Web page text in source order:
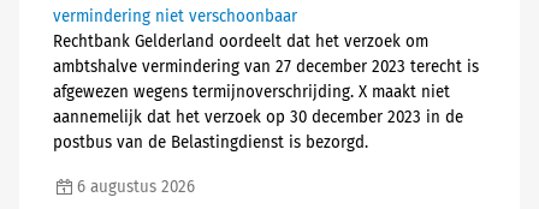
vermindering niet verschoonbaar
Rechtbank Gelderland oordeelt dat het verzoek om
ambtshalve vermindering van 27 december 2023 terecht is
afgewezen wegens termijnoverschrijding. X maakt niet
aannemelijk dat het verzoek op 30 december 2023 in de
postbus van de Belastingdienst is bezorgd.
6 augustus 2026